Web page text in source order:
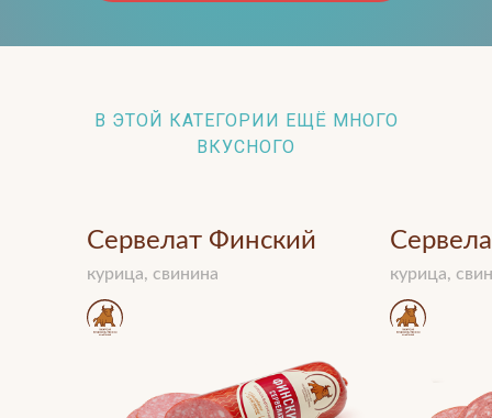
В ЭТОЙ КАТЕГОРИИ ЕЩЁ МНОГО
ВКУСНОГО
Сервелат Финский
курица, свинина курица,